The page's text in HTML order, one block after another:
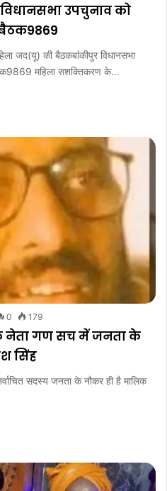
उपचुनाव को
जद(यू) की बैठकबांकीपुर विधानसभा
महिला सशक्तिकरण के…
0 179
नेता गण सच में जनता के
सिंह
सदस्य जनता के नौकर ही है मालिक